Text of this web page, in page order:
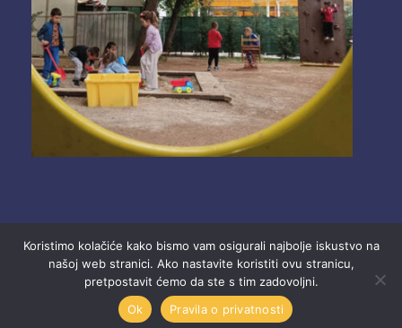
2025 Ustanova “Dječji vrtići” Mostar.
Koristimo kolačiće kako bismo vam osigurali najbolje iskustvo na
našoj web stranici. Ako nastavite koristiti ovu stranicu,
pretpostavit ćemo da ste s tim zadovoljni.
Ok
Pravila o privatnosti